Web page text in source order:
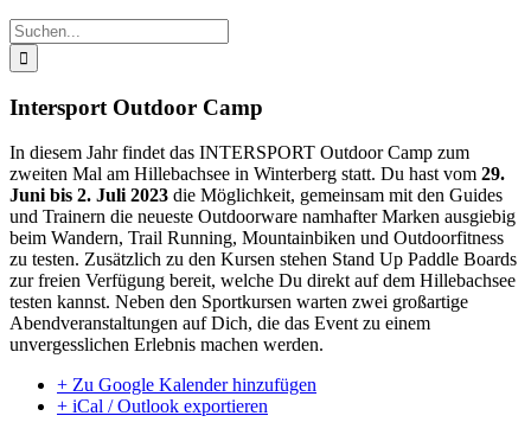
Suche
nach:
Intersport Outdoor Camp
In diesem Jahr findet das INTERSPORT Outdoor Camp zum
zweiten Mal am Hillebachsee in Winterberg statt. Du hast vom 29.
Juni bis 2. Juli 2023 die Möglichkeit, gemeinsam mit den Guides
und Trainern die neueste Outdoorware namhafter Marken ausgiebig
beim Wandern, Trail Running, Mountainbiken und Outdoorfitness
zu testen. Zusätzlich zu den Kursen stehen Stand Up Paddle Boards
zur freien Verfügung bereit, welche Du direkt auf dem Hillebachsee
testen kannst. Neben den Sportkursen warten zwei großartige
Abendveranstaltungen auf Dich, die das Event zu einem
unvergesslichen Erlebnis machen werden.
+ Zu Google Kalender hinzufügen
+ iCal / Outlook exportieren